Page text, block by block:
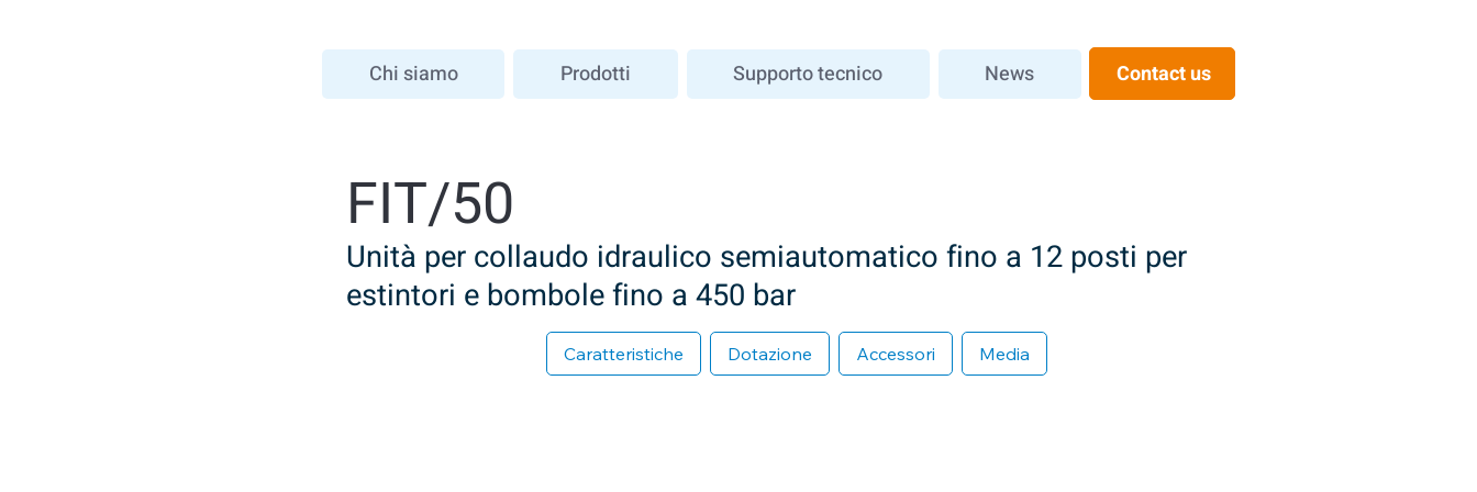
Chi siamo Prodotti Supporto tecnico News Contact us
FIT/50
Unità per collaudo idraulico semiautomatico fino a 12 posti per
estintori e bombole fino a 450 bar
Caratteristiche Dotazione Accessori Media